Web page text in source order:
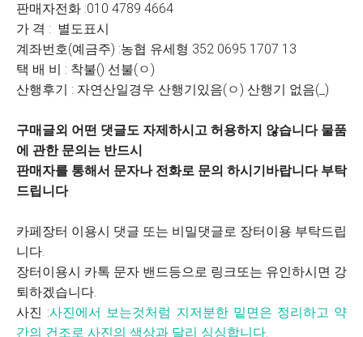
판매자전화 :010 4789 4664
가 격 : 별도표시
계좌번호(예금주) :농협 유세형 352 0695 1707 13
택 배 비 : 착불() 선불(ㅇ)
산행후기 : 자연산일경우 산행기있음(ㅇ) 산행기 없음(_)
구매글외 어떤 댓글도 자제하시고 허용하지 않습니다 물품
에 관한 문의는 반드시
판매자를 통해서 문자나 전화로 문의 하시기바랍니다 부탁
드립니다
카페장터 이용시 댓글 또는 비밀댓글로 장터이용 부탁드립
니다.
장터이용시 카톡 문자 밴드등으로 링크또는 유인하시면 강
퇴하겠습니다.
사진 :사진에서 보는것처럼 지저분한 밑면은 정리하고 약
간의 건조로 사진의 색상과 달리 싱싱합니다.